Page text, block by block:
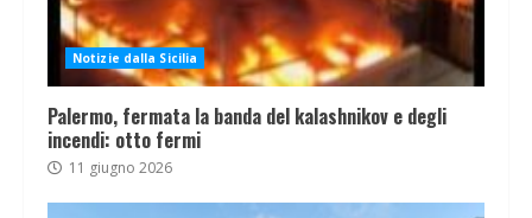
Notizie dalla Sicilia
Palermo, fermata la banda del kalashnikov e degli
incendi: otto fermi
11 giugno 2026